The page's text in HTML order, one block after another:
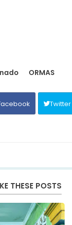
ORMAS
Twitter
THESE POSTS